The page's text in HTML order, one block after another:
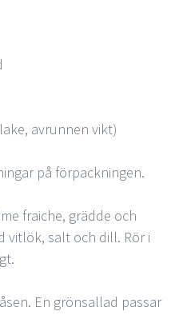
avrunnen vikt)
på förpackningen.
fraiche, grädde och
vitlök, salt och dill. Rör i
En grönsallad passar